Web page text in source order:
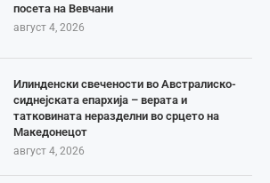
посета на Вевчани
август 4, 2026
Илинденски свечености во Австралиско-
сиднејската епархија – верата и
татковината неразделни во срцето на
Македонецот
август 4, 2026